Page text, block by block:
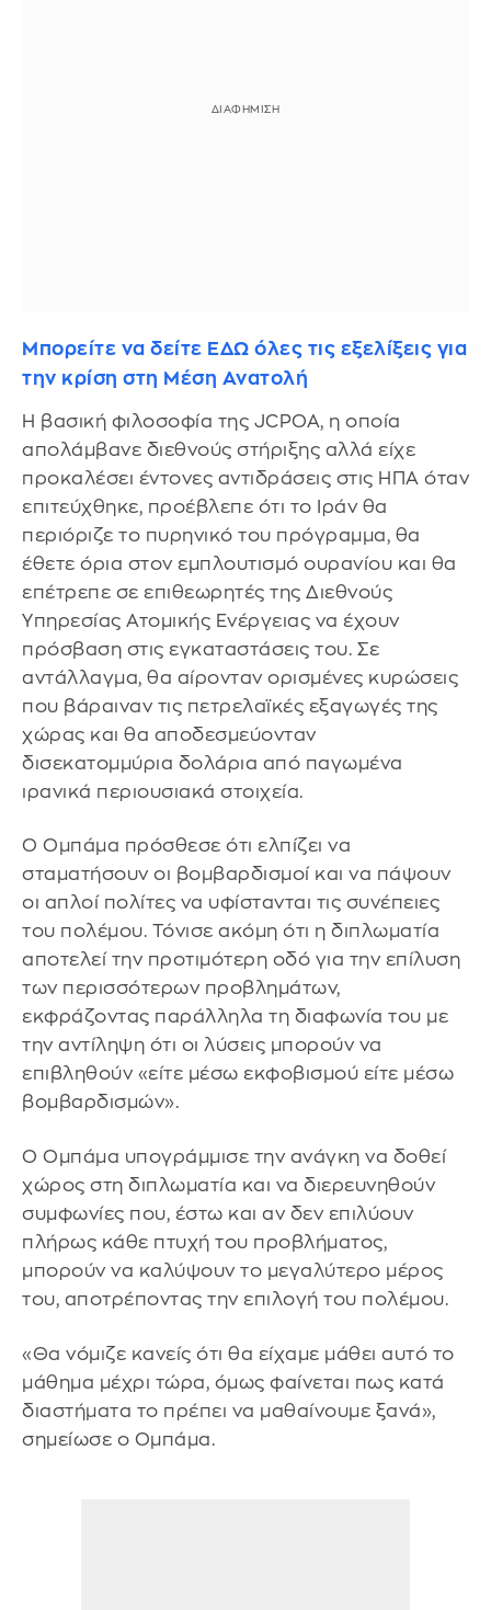
Μπορείτε να δείτε ΕΔΩ όλες τις εξελίξεις για
την κρίση στη Μέση Ανατολή
Η βασική φιλοσοφία της JCPOA, η οποία
απολάμβανε διεθνούς στήριξης αλλά είχε
προκαλέσει έντονες αντιδράσεις στις ΗΠΑ όταν
επιτεύχθηκε, προέβλεπε ότι το Ιράν θα
περιόριζε το πυρηνικό του πρόγραμμα, θα
έθετε όρια στον εμπλουτισμό ουρανίου και θα
επέτρεπε σε επιθεωρητές της Διεθνούς
Υπηρεσίας Ατομικής Ενέργειας να έχουν
πρόσβαση στις εγκαταστάσεις του. Σε
αντάλλαγμα, θα αίρονταν ορισμένες κυρώσεις
που βάραιναν τις πετρελαϊκές εξαγωγές της
χώρας και θα αποδεσμεύονταν
δισεκατομμύρια δολάρια από παγωμένα
ιρανικά περιουσιακά στοιχεία.
Ο Ομπάμα πρόσθεσε ότι ελπίζει να
σταματήσουν οι βομβαρδισμοί και να πάψουν
οι απλοί πολίτες να υφίστανται τις συνέπειες
του πολέμου. Τόνισε ακόμη ότι η διπλωματία
αποτελεί την προτιμότερη οδό για την επίλυση
των περισσότερων προβλημάτων,
εκφράζοντας παράλληλα τη διαφωνία του με
την αντίληψη ότι οι λύσεις μπορούν να
επιβληθούν «είτε μέσω εκφοβισμού είτε μέσω
βομβαρδισμών».
Ο Ομπάμα υπογράμμισε την ανάγκη να δοθεί
χώρος στη διπλωματία και να διερευνηθούν
συμφωνίες που, έστω και αν δεν επιλύουν
πλήρως κάθε πτυχή του προβλήματος,
μπορούν να καλύψουν το μεγαλύτερο μέρος
του, αποτρέποντας την επιλογή του πολέμου.
«Θα νόμιζε κανείς ότι θα είχαμε μάθει αυτό το
μάθημα μέχρι τώρα, όμως φαίνεται πως κατά
διαστήματα το πρέπει να μαθαίνουμε ξανά»,
σημείωσε ο Ομπάμα.